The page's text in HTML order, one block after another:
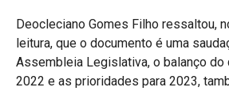
Deocleciano Gomes Filho ressaltou,
leitura, que o documento é uma
Assembleia Legislativa, o balanço
2022 e as prioridades para 2023,